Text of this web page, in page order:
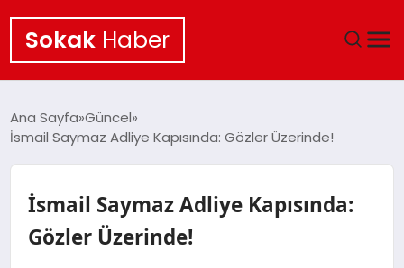
Sokak Haber
EKONOMI
POLITIKA
GÜNCEL
Ana Sayfa Güncel
İsmail Saymaz Adliye Kapısında: Gözler Üzerinde!
İsmail Saymaz Adliye Kapısında:
Gözler Üzerinde!